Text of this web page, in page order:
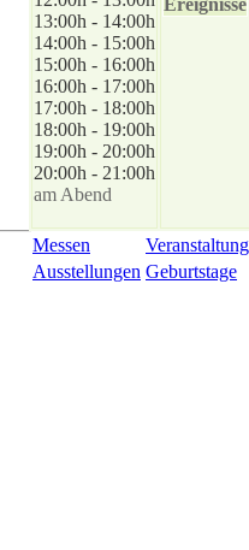
13:00h - 14:00h
14:00h - 15:00h
15:00h - 16:00h
16:00h - 17:00h
17:00h - 18:00h
18:00h - 19:00h
19:00h - 20:00h
20:00h - 21:00h
am Abend
Ereignisse
Messen
Veranstaltung
Ausstellungen Geburtstage